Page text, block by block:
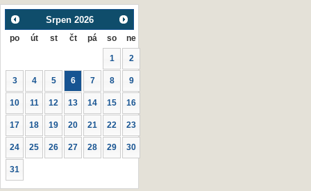
Srpen 2026
po út st čt pá so ne
1 2
3 4 5 6 7 8 9
10 11 12 13 14 15 16
17 18 19 20 21 22 23
24 25 26 27 28 29 30
31